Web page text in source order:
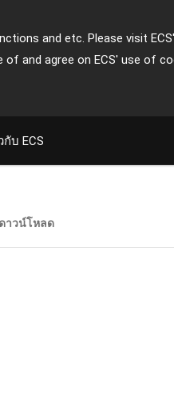
and etc. Please visit
and agree on ECS' use of
กับ ECS
ดาวน์โหลด